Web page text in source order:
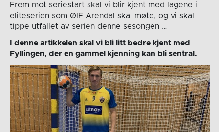
Frem mot seriestart skal vi blir kjent med lagene i
eliteserien som ØIF Arendal skal møte, og vi skal
tippe utfallet av serien denne sesongen …
I denne artikkelen skal vi bli litt bedre kjent med
Fyllingen, der en gammel kjenning kan bli sentral.